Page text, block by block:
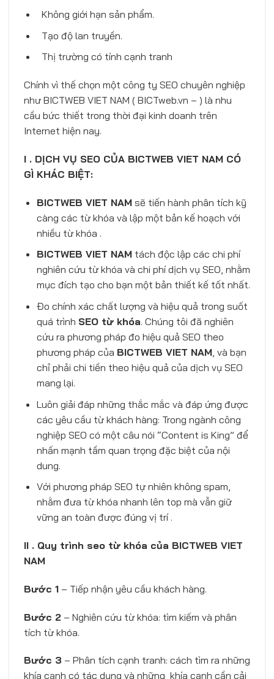
 Không giới hạn sản phẩm.
 Tạo độ lan truyền.
 Thị trường có tính cạnh tranh
Chính vì thế chọn một công ty SEO chuyên nghiệp
như BICTWEB VIET NAM ( BICTweb.vn – ) là nhu
cầu bức thiết trong thời đại kinh doanh trên
Internet hiện nay.
I . DỊCH VỤ SEO CỦA BICTWEB VIET NAM CÓ
GÌ KHÁC BIỆT:
BICTWEB VIET NAMsẽ tiến hành phân tích kỹ
càng các từ khóa và lập một bản kế hoạch với
nhiều từ khóa .
BICTWEB VIET NAMtách độc lập các chi phí
nghiên cứu từ khóa và chi phí dịch vụ SEO, nhằm
mục đích tạo cho bạn một bản thiết kế tốt nhất.
Đo chính xác chất lượng và hiệu quả trong suốt
quá trình SEO từ khóa. Chúng tôi đã nghiên
cứu ra phương pháp đo hiệu quả SEO theo
phương pháp của BICTWEB VIET NAM, và bạn
chỉ phải chi tiền theo hiệu quả của dịch vụ SEO
mang lại.
Luôn giải đáp những thắc mắc và đáp ứng được
các yêu cầu từ khách hàng: Trong ngành công
nghiệp SEO có một câu nói “Content is King” để
nhấn mạnh tầm quan trọng đặc biệt của nội
dung.
Với phương pháp SEO tự nhiên không spam,
nhằm đưa từ khóa nhanh lên top mà vẫn giữ
vững an toàn được đúng vị trí .
II . Quy trình seo từ khóa của BICTWEB VIET
NAM
Bước 1 – Tiếp nhận yêu cầu khách hàng.
Bước 2 – Nghiên cứu từ khóa: tìm kiếm và phân
tích từ khóa.
Bước 3 – Phân tích cạnh tranh: cách tìm ra những
khía cạnh có tác dụng và những khía cạnh cần cải